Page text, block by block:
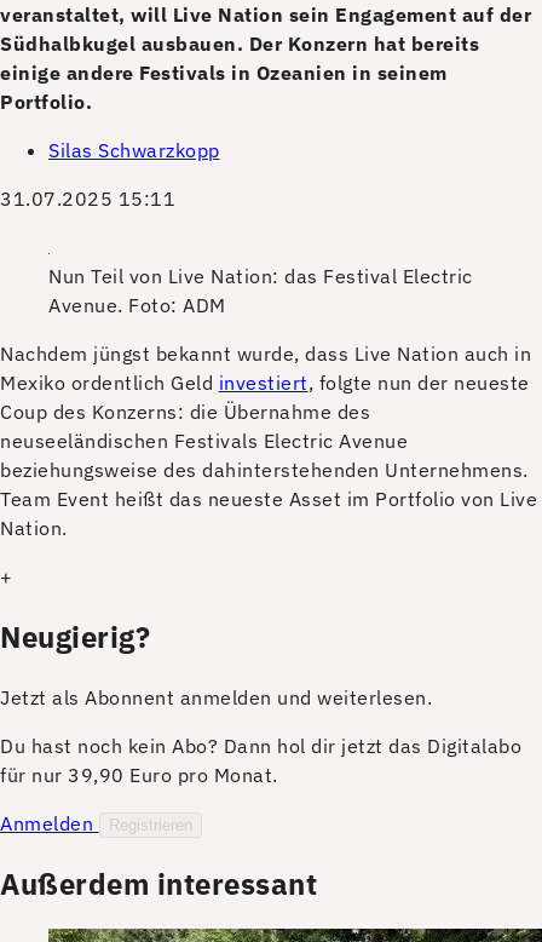
veranstaltet, will Live Nation sein Engagement auf der
Südhalbkugel ausbauen. Der Konzern hat bereits
einige andere Festivals in Ozeanien in seinem
Portfolio.
Silas Schwarzkopp
31.07.2025 15:11
Nun Teil von Live Nation: das Festival Electric
Avenue. Foto: ADM
Nachdem jüngst bekannt wurde, dass Live Nation auch in
Mexiko ordentlich Geld investiert, folgte nun der neueste
Coup des Konzerns: die Übernahme des
neuseeländischen Festivals Electric Avenue
beziehungsweise des dahinterstehenden Unternehmens.
Team Event heißt das neueste Asset im Portfolio von Live
Nation.
+
Neugierig?
Jetzt als Abonnent anmelden und weiterlesen.
Du hast noch kein Abo? Dann hol dir jetzt das Digitalabo
für nur 39,90 Euro pro Monat.
Anmelden
Registrieren
Außerdem interessant